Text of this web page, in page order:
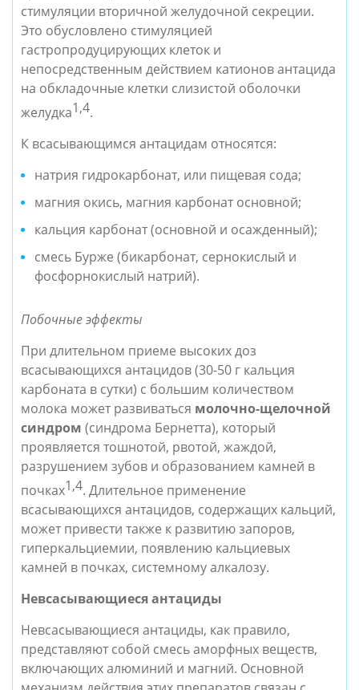
стимуляции вторичной желудочной секреции.
Это обусловлено стимуляцией
гастропродуцирующих клеток и
непосредственным действием катионов антацида
на обкладочные клетки слизистой оболочки
желудка1,4.
К всасывающимся антацидам относятся:
натрия гидрокарбонат, или пищевая сода;
магния окись, магния карбонат основной;
кальция карбонат (основной и осажденный);
смесь Бурже (бикарбонат, сернокислый и
фосфорнокислый натрий).
Побочные эффекты
При длительном приеме высоких доз
всасывающихся антацидов (30-50 г кальция
карбоната в сутки) с большим количеством
молока может развиваться молочно-щелочной
синдром (синдрома Бернетта), который
проявляется тошнотой, рвотой, жаждой,
разрушением зубов и образованием камней в
почках1,4. Длительное применение
всасывающихся антацидов, содержащих кальций,
может привести также к развитию запоров,
гиперкальциемии, появлению кальциевых
камней в почках, системному алкалозу.
Невсасывающиеся антациды
Невсасывающиеся антациды, как правило,
представляют собой смесь аморфных веществ,
включающих алюминий и магний. Основной